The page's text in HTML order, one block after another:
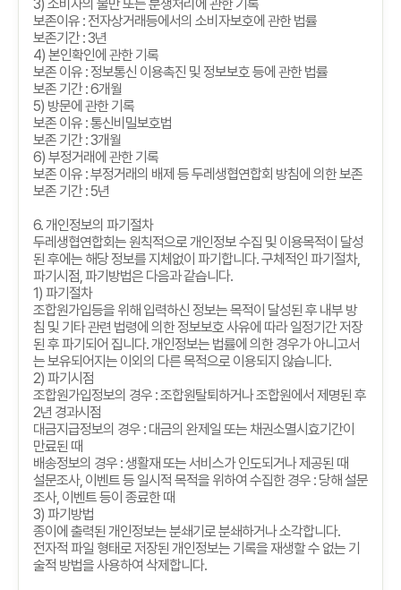
3) 소비자의 불만 또는 분쟁처리에 관한 기록
보존이유 : 전자상거래등에서의 소비자보호에 관한 법률
보존기간 : 3년
4) 본인확인에 관한 기록
보존 이유 : 정보통신 이용촉진 및 정보보호 등에 관한 법률
보존 기간 : 6개월
5) 방문에 관한 기록
보존 이유 :통신비밀보호법
보존 기간 : 3개월
6) 부정거래에 관한 기록
보존 이유 :부정거래의 배제 등 두레생협연합회 방침에 의한 보존
보존 기간 : 5년
6.개인정보의 파기절차
두레생협연합회는 원칙적으로 개인정보 수집 및 이용목적이 달성
된 후에는 해당 정보를 지체없이 파기합니다.구체적인 파기절차,
파기시점,파기방법은 다음과 같습니다.
1) 파기절차
조합원가입등을 위해 입력하신 정보는 목적이 달성된 후 내부 방
침 및 기타 관련 법령에 의한 정보보호 사유에 따라 일정기간 저장
된 후 파기되어 집니다.개인정보는 법률에 의한 경우가 아니고서
는 보유되어지는 이외의 다른 목적으로 이용되지 않습니다.
2) 파기시점
조합원가입정보의 경우 :조합원탈퇴하거나 조합원에서 제명된 후
2년 경과시점
대금지급정보의 경우 : 대금의 완제일 또는 채권소멸시효기간이
만료된 때
배송정보의 경우 :생활재 또는 서비스가 인도되거나 제공된 때
설문조사, 이벤트 등 일시적 목적을 위하여 수집한 경우 : 당해 설문
조사, 이벤트 등이 종료한 때
3) 파기방법
종이에 출력된 개인정보는 분쇄기로 분쇄하거나 소각합니다.
전자적 파일 형태로 저장된 개인정보는 기록을 재생할 수 없는 기
술적 방법을 사용하여 삭제합니다.